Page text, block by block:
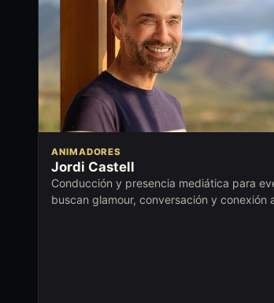
ANIMADORES
Jordi Castell
Conducción y presencia mediática para
buscan glamour, conversación y conexión